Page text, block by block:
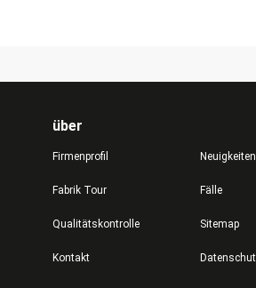
über
Firmenprofil
Fabrik Tour
Qualitätskontrolle
Kontakt
Neuigkeiten
Fälle
Sitemap